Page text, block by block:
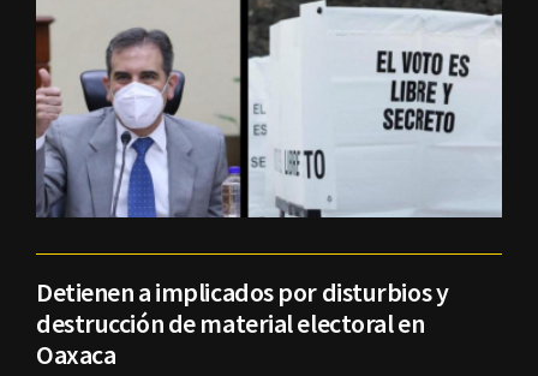
Detienen a implicados por disturbios y
destrucción de material electoral en
Oaxaca